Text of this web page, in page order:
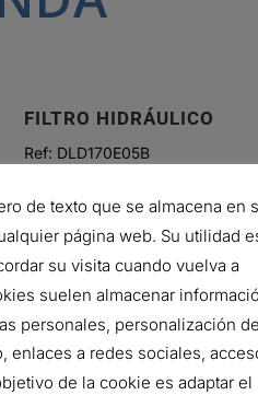
FILTRO HIDRÁULICO
Ref: DLD170E05B
Hay existencias (puede
FILTRO
HIDRÁULICO
quantity
AÑADIR AL
de texto que se almacena en
página web. Su utilidad
su visita cuando vuelva a
suelen almacenar
personales, personalización de
enlaces a redes sociales,
de la cookie es adaptar el